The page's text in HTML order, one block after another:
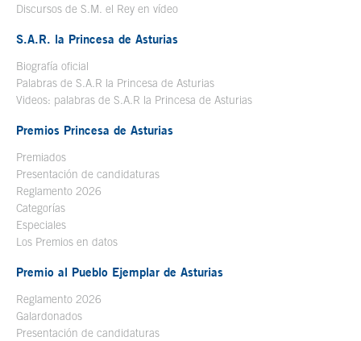
Discursos de S.M. el Rey en vídeo
S.A.R. la Princesa de Asturias
Biografía oficial
Palabras de S.A.R la Princesa de Asturias
Videos: palabras de S.A.R la Princesa de Asturias
Premios Princesa de Asturias
Premiados
Presentación de candidaturas
Reglamento 2026
Categorías
Especiales
Los Premios en datos
Premio al Pueblo Ejemplar de Asturias
Reglamento 2026
Galardonados
Presentación de candidaturas